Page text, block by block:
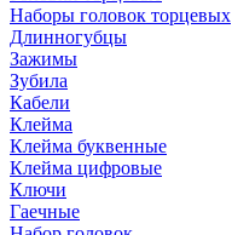
Наборы головок торцевых
Длинногубцы
Зажимы
Зубила
Кабели
Клейма
Клейма буквенные
Клейма цифровые
Ключи
Гаечные